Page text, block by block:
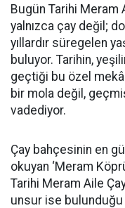
Bugün Tarihi Meram
yalnızca çay değil;
yıllardır süregelen
buluyor. Tarihin,
geçtiği bu özel
bir mola değil,
vadediyor.
Çay bahçesinin en
okuyan ‘Meram
Tarihi Meram Aile
unsur ise bulunduğu